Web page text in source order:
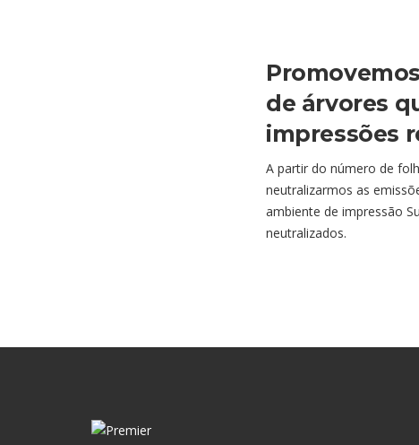
de árvores
impressões
A partir do número de
neutralizarmos as
ambiente de impressão
neutralizados.